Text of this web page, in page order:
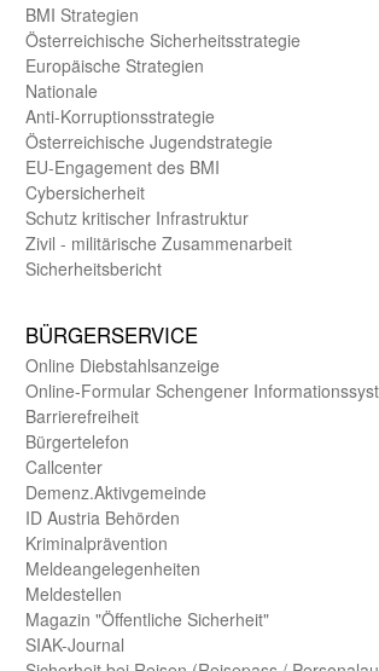
BMI Strategien
Öster­reichische Sicherheits­strategie
Europäische Strategien
Nationale
Anti-Korruptions­strategie
Öster­reichische Jugend­strategie
EU-Engagement des BMI
Cybersicherheit
Schutz kritischer Infra­struktur
Zivil - militärische Zusammen­arbeit
Sicherheits­bericht
BÜRGER­SERVICE
Online Diebstahls­anzeige
Online-Formular Schengener
Barriere­freiheit
Bürger­telefon
Call­center
Demenz.Aktiv­gemeinde
ID Austria Behörden
Kriminal­prävention
Melde­an­ge­le­gen­heiten
Meld­estellen
Magazin "Öffentliche Sicherheit"
SIAK-Journal